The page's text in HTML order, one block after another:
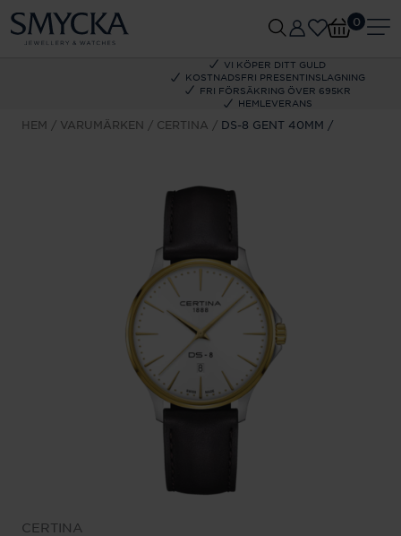
VI KÖPER DITT GULD
KOSTNADSFRI PRESENTINSLAGNING
FRI FÖRSÄKRING ÖVER 695KR
HEMLEVERANS
0
HEM VARUMÄRKEN CERTINA DS-8 GENT 40MM
CERTINA